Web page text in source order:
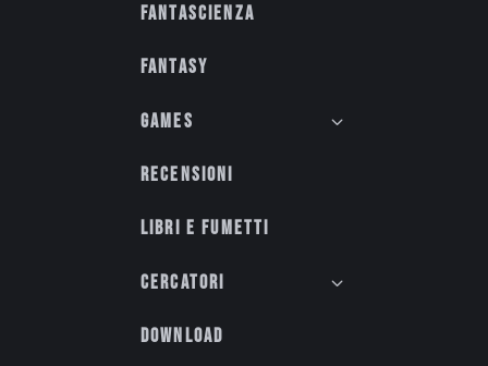
Fantascienza
Fantasy
Games
Recensioni
Libri e fumetti
Cercatori
Download